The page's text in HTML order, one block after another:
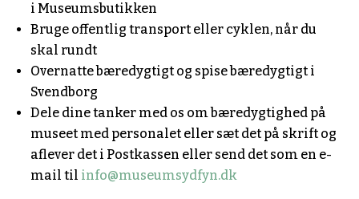
i Museumsbutikken
Bruge offentlig transport eller cyklen, når du
skal rundt
Overnatte bæredygtigt og spise bæredygtigt i
Svendborg
Dele dine tanker med os om bæredygtighed på
museet med personalet eller sæt det på skrift og
aflever det i Postkassen eller send det som en e-
mail til info@museumsydfyn.dk